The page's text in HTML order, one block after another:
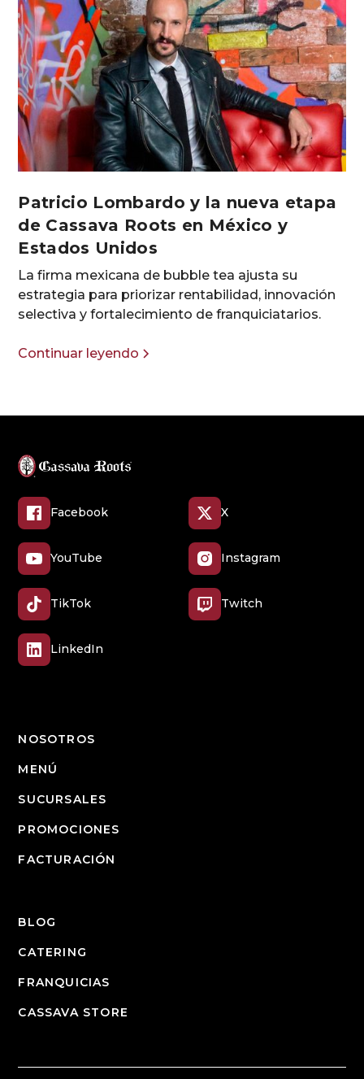
Patricio Lombardo y la nueva etapa
de Cassava Roots en México y
Estados Unidos
La firma mexicana de bubble tea ajusta su
estrategia para priorizar rentabilidad, innovación
selectiva y fortalecimiento de franquiciatarios.
Continuar leyendo
Facebook X
YouTube Instagram
TikTok Twitch
LinkedIn
NOSOTROS
MENÚ
SUCURSALES
PROMOCIONES
FACTURACIÓN
BLOG
CATERING
FRANQUICIAS
CASSAVA STORE